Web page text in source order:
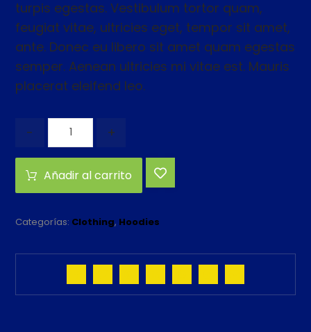
turpis egestas. Vestibulum tortor quam,
feugiat vitae, ultricies eget, tempor sit amet,
ante. Donec eu libero sit amet quam egestas
semper. Aenean ultricies mi vitae est. Mauris
placerat eleifend leo.
- +
Añadir al carrito
Categorías: Clothing, Hoodies